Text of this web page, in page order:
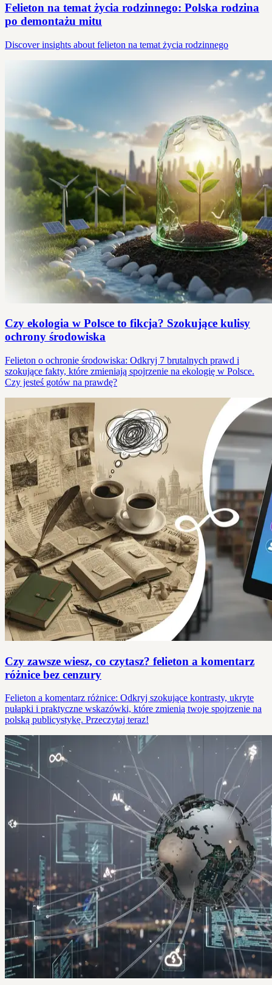
Felieton na temat życia rodzinnego: Polska rodzina
po demontażu mitu
Discover insights about felieton na temat życia rodzinnego
Czy ekologia w Polsce to fikcja? Szokujące kulisy
ochrony środowiska
Felieton o ochronie środowiska: Odkryj 7 brutalnych prawd i
szokujące fakty, które zmieniają spojrzenie na ekologię w Polsce.
Czy jesteś gotów na prawdę?
Czy zawsze wiesz, co czytasz? felieton a komentarz
różnice bez cenzury
Felieton a komentarz różnice: Odkryj szokujące kontrasty, ukryte
pułapki i praktyczne wskazówki, które zmienią twoje spojrzenie na
polską publicystykę. Przeczytaj teraz!